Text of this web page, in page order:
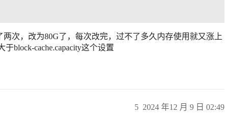
两次，改为80G了，每次改完，过不了多久内存使用就又涨上
block-cache.capacity这个设置
2024 年12 月 9 日 02:49
5